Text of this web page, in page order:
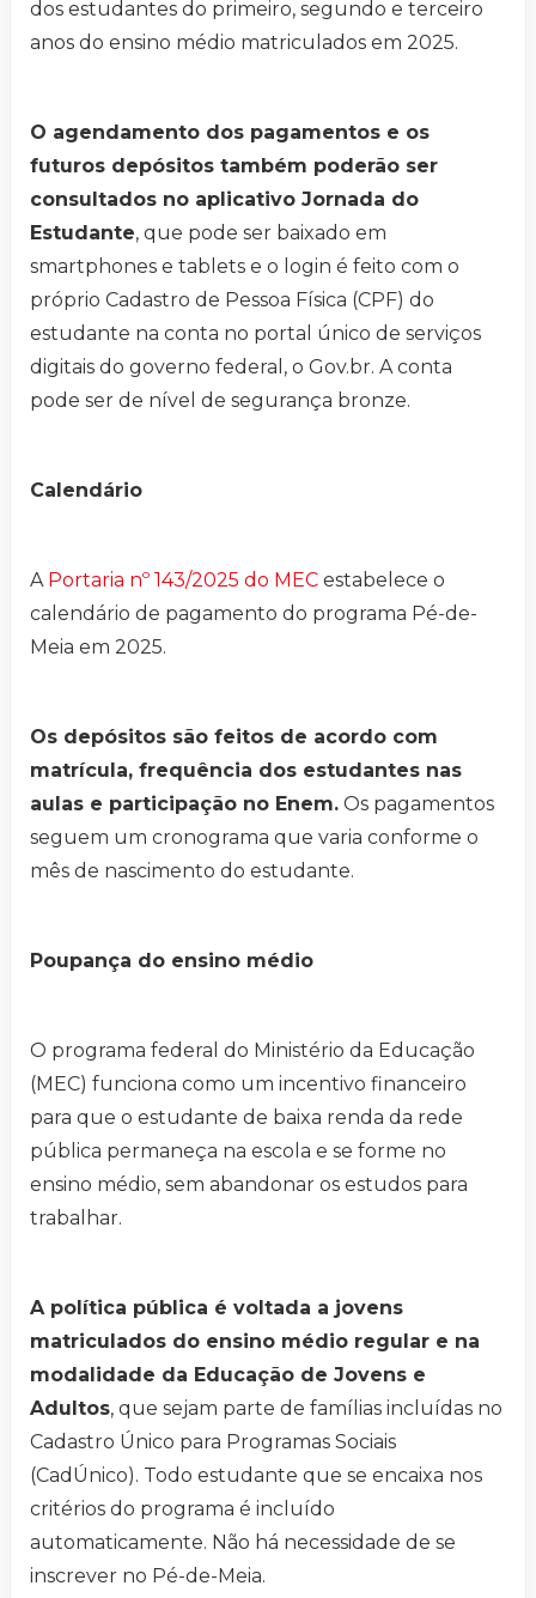
dos estudantes do primeiro, segundo e terceiro
anos do ensino médio matriculados em 2025.
O agendamento dos pagamentos e os
futuros depósitos também poderão ser
consultados no aplicativo Jornada do
Estudante, que pode ser baixado em
smartphones e tablets e o login é feito com o
próprio Cadastro de Pessoa Física (CPF) do
estudante na conta no portal único de serviços
digitais do governo federal, o Gov.br. A conta
pode ser de nível de segurança bronze.
Calendário
A Portaria nº 143/2025 do MEC estabelece o
calendário de pagamento do programa Pé-de-
Meia em 2025.
Os depósitos são feitos de acordo com
matrícula, frequência dos estudantes nas
aulas e participação no Enem. Os pagamentos
seguem um cronograma que varia conforme o
mês de nascimento do estudante.
Poupança do ensino médio
O programa federal do Ministério da Educação
(MEC) funciona como um incentivo financeiro
para que o estudante de baixa renda da rede
pública permaneça na escola e se forme no
ensino médio, sem abandonar os estudos para
trabalhar.
A política pública é voltada a jovens
matriculados do ensino médio regular e na
modalidade da Educação de Jovens e
Adultos, que sejam parte de famílias incluídas no
Cadastro Único para Programas Sociais
(CadÚnico). Todo estudante que se encaixa nos
critérios do programa é incluído
automaticamente. Não há necessidade de se
inscrever no Pé-de-Meia.